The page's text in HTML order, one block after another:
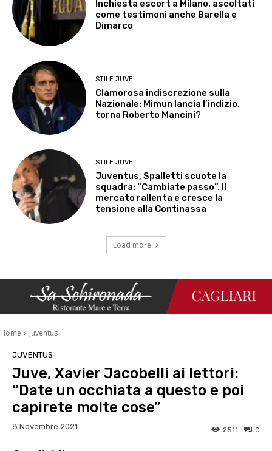
Inchiesta escort a Milano, ascoltati
come testimoni anche Barella e
Dimarco
STILE JUVE
Clamorosa indiscrezione sulla
Nazionale: Mimun lancia l’indizio,
torna Roberto Mancini?
STILE JUVE
Juventus, Spalletti scuote la
squadra: “Cambiate passo”. Il
mercato rallenta e cresce la
tensione alla Continassa
Load more